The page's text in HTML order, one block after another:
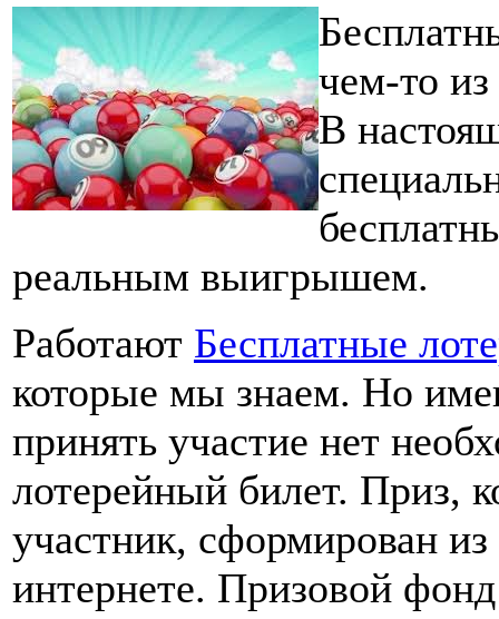
чем-то
В
реальным выигрышем.
Работают Бесплатные
которые мы знаем. Но
принять участие нет
лотерейный билет. Приз,
участник, сформирован
интернете. Призовой